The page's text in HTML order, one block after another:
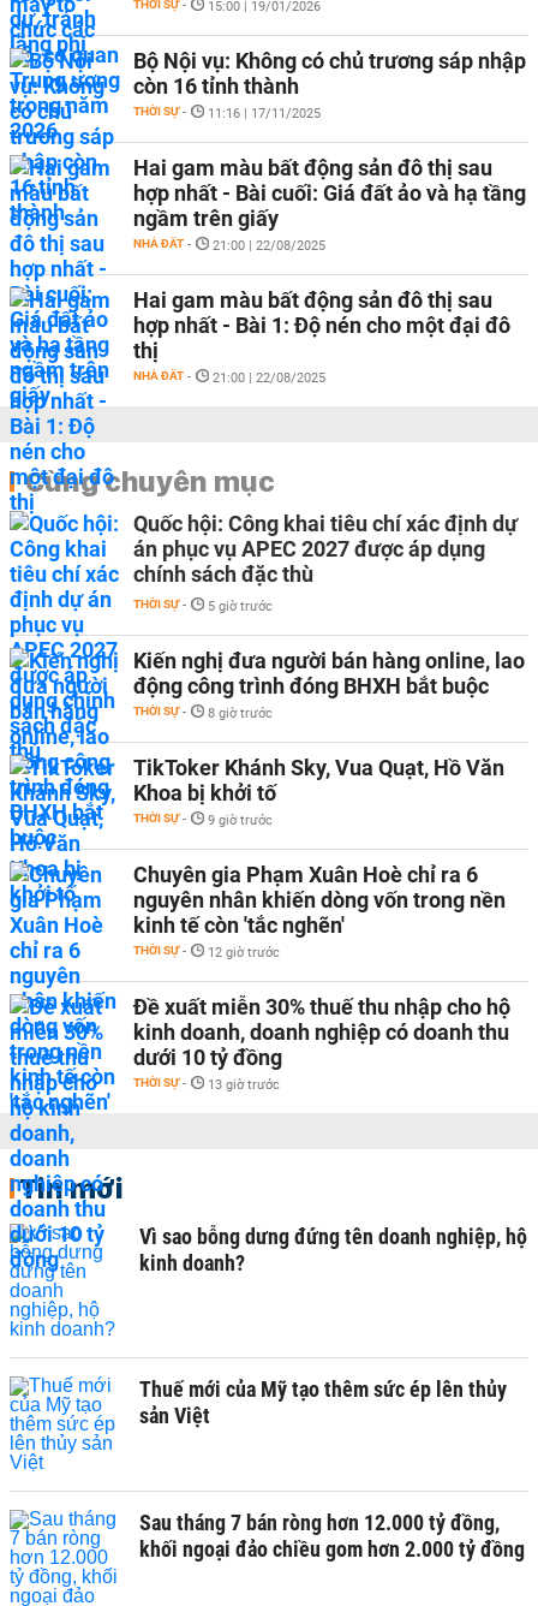
THỜI SỰ - 15:00 | 19/01/2026
Bộ Nội vụ: Không có chủ trương sáp nhập
còn 16 tỉnh thành
THỜI SỰ - 11:16 | 17/11/2025
Hai gam màu bất động sản đô thị sau
hợp nhất - Bài cuối: Giá đất ảo và hạ tầng
ngầm trên giấy
NHÀ ĐẤT - 21:00 | 22/08/2025
Hai gam màu bất động sản đô thị sau
hợp nhất - Bài 1: Độ nén cho một đại đô
thị
NHÀ ĐẤT - 21:00 | 22/08/2025
Cùng chuyên mục
Quốc hội: Công khai tiêu chí xác định dự
án phục vụ APEC 2027 được áp dụng
chính sách đặc thù
THỜI SỰ - 5 giờ trước
Kiến nghị đưa người bán hàng online, lao
động công trình đóng BHXH bắt buộc
THỜI SỰ - 8 giờ trước
TikToker Khánh Sky, Vua Quạt, Hồ Văn
Khoa bị khởi tố
THỜI SỰ - 9 giờ trước
Chuyên gia Phạm Xuân Hoè chỉ ra 6
nguyên nhân khiến dòng vốn trong nền
kinh tế còn 'tắc nghẽn'
THỜI SỰ - 12 giờ trước
Đề xuất miễn 30% thuế thu nhập cho hộ
kinh doanh, doanh nghiệp có doanh thu
dưới 10 tỷ đồng
THỜI SỰ - 13 giờ trước
Tin mới
Vì sao bỗng dưng đứng tên doanh nghiệp, hộ
kinh doanh?
Thuế mới của Mỹ tạo thêm sức ép lên thủy
sản Việt
Sau tháng 7 bán ròng hơn 12.000 tỷ đồng,
khối ngoại đảo chiều gom hơn 2.000 tỷ đồng